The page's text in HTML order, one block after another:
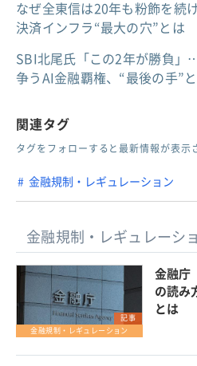
なぜ全東信は20年も粉飾を続
決済インフラ“最大の穴”とは
SBI北尾氏「この2年が勝負」
争うAI金融覇権、“最後の手”
関連タグ
タグをフォローすると最新情報が表示
金融規制・レギュレーション
金融規制・レギュレーシ
記事
金融規制・レギュレーション
金融庁
の読み
とは